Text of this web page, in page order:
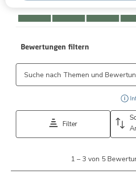
Komfort, 4.6 von 5
Bewertungen filtern
Themen und Bewertungen
Filter
3
1 – 3 von 5